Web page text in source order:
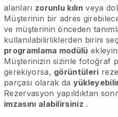
alanları zorunlu kılın veya
Müşterinin bir adres
ve müşterinin önceden
kullanılabilirliklerden birini
programlama modülü
Müşterinizin sizinle fotoğraf
gerekiyorsa, görüntüleri
parçası olarak da
Rezervasyon yapıldıktan
imzasını alabilirsiniz .